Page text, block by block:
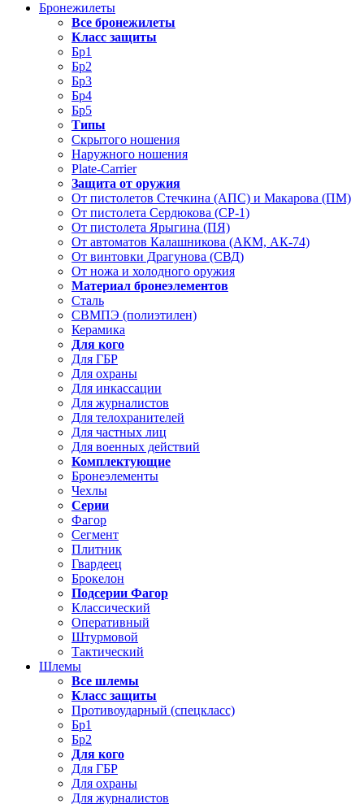
Бронежилеты
Все бронежилеты
Класс защиты
Бр1
Бр2
Бр3
Бр4
Бр5
Типы
Скрытого ношения
Наружного ношения
Plate-Carrier
Защита от оружия
От пистолетов Стечкина (АПС) и Макарова (ПМ)
От пистолета Сердюкова (СР-1)
От пистолета Ярыгина (ПЯ)
От автоматов Калашникова (АКМ, АК-74)
От винтовки Драгунова (СВД)
От ножа и холодного оружия
Материал бронеэлементов
Сталь
СВМПЭ (полиэтилен)
Керамика
Для кого
Для ГБР
Для охраны
Для инкассации
Для журналистов
Для телохранителей
Для частных лиц
Для военных действий
Комплектующие
Бронеэлементы
Чехлы
Серии
Фагор
Сегмент
Плитник
Гвардеец
Брокелон
Подсерии Фагор
Классический
Оперативный
Штурмовой
Тактический
Шлемы
Все шлемы
Класс защиты
Противоударный (спецкласс)
Бр1
Бр2
Для кого
Для ГБР
Для охраны
Для журналистов